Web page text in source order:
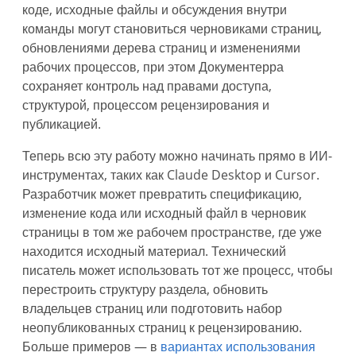
коде, исходные файлы и обсуждения внутри
команды могут становиться черновиками страниц,
обновлениями дерева страниц и изменениями
рабочих процессов, при этом Документерра
сохраняет контроль над правами доступа,
структурой, процессом рецензирования и
публикацией.
Теперь всю эту работу можно начинать прямо в ИИ-
инструментах, таких как Claude Desktop и Cursor.
Разработчик может превратить спецификацию,
изменение кода или исходный файл в черновик
страницы в том же рабочем пространстве, где уже
находится исходный материал. Технический
писатель может использовать тот же процесс, чтобы
перестроить структуру раздела, обновить
владельцев страниц или подготовить набор
неопубликованных страниц к рецензированию.
Больше примеров — в вариантах использования